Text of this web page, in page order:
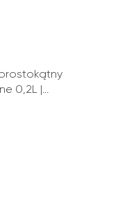
0,2L |